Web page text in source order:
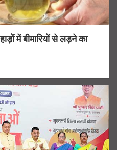
में बीमारियों से लड़ने का